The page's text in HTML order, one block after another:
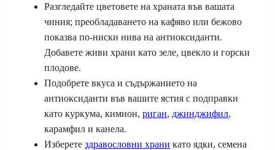
Разгледайте цветовете на храната във вашата
чиния; преобладаването на кафяво или бежово
показва по-ниски нива на антиоксиданти.
Добавете живи храни като зеле, цвекло и горски
плодове.
Подобрете вкуса и съдържанието на
антиоксиданти във вашите ястия с подправки
като куркума, кимион, риган, джинджифил,
карамфил и канела.
Изберете здравословни храни като ядки, семена